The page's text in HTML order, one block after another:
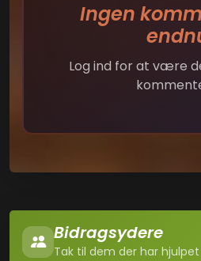
Ingen
Log ind for at være
Bidragsydere
Tak til dem der har hjulpet